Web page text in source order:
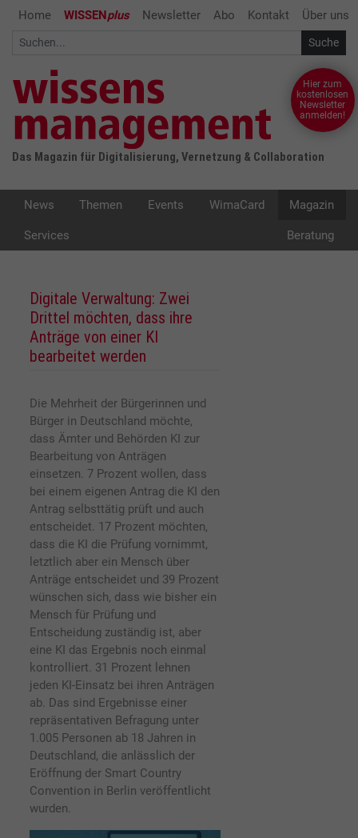
Home WISSENplus Newsletter Abo Kontakt Über uns
Das Magazin für Digitalisierung, Vernetzung & Collaboration
Hier zum
kostenlosen
Newsletter
anmelden!
News Themen Events WimaCard Magazin
Services Beratung
Digitale Verwaltung: Zwei
Drittel möchten, dass ihre
Anträge von einer KI
bearbeitet werden
Die Mehrheit der Bürgerinnen und
Bürger in Deutschland möchte,
dass Ämter und Behörden KI zur
Bearbeitung von Anträgen
einsetzen. 7 Prozent wollen, dass
bei einem eigenen Antrag die KI den
Antrag selbsttätig prüft und auch
entscheidet. 17 Prozent möchten,
dass die KI die Prüfung vornimmt,
letztlich aber ein Mensch über
Anträge entscheidet und 39 Prozent
wünschen sich, dass wie bisher ein
Mensch für Prüfung und
Entscheidung zuständig ist, aber
eine KI das Ergebnis noch einmal
kontrolliert. 31 Prozent lehnen
jeden KI-Einsatz bei ihren Anträgen
ab. Das sind Ergebnisse einer
repräsentativen Befragung unter
1.005 Personen ab 18 Jahren in
Deutschland, die anlässlich der
Eröffnung der Smart Country
Convention in Berlin veröffentlicht
wurden.